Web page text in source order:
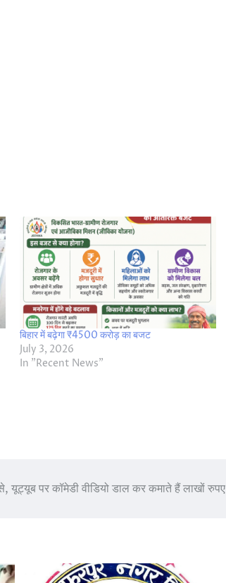
बिहार में बढ़ेगा ₹4500 करोड़ का बजट
July 3, 2026
In "Recent News"
से, यूट्यूब पर कॉमेडी वीडियो डाल कर कमाते हैं लाखों रुपए